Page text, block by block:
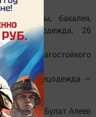
продукты, бакалея,
одежда, 26
влагостойкого
и спецодежда —
Казани Булат Алеев